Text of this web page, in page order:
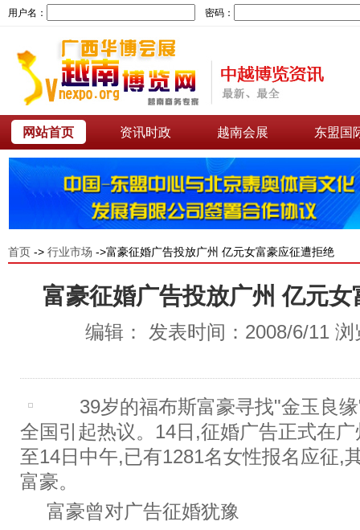
用户名： 密码：
网站首页 资讯时政 越南会展 东盟国
首页 -> 行业市场 ->富豪征婚广告投放广州 亿元女富豪应征遭拒绝
富豪征婚广告投放广州 亿元
编辑： 发表时间：2008/6/11
39岁的福布斯富豪寻找"金玉良缘
全国引起热议。14日,征婚广告正式在
至14日中午,已有1281名女性报名应征,
富豪。
富豪曾对广告征婚犹豫